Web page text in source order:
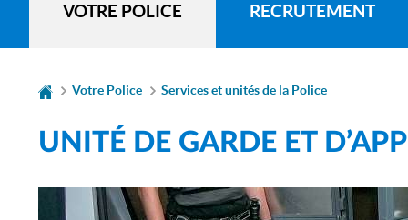
VOTRE POLICE RECRUTEMENT
Votre Police Services et unités de la Police
UNITÉ DE GARDE ET